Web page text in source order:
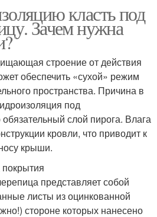
класть под
Зачем нужна
строение от действия
обеспечить «сухой» режим
пространства. Причина в
под
слой пирога. Влага
кровли, что приводит к
крыши.
представляет собой
листы из оцинкованной
стороне которых нанесено